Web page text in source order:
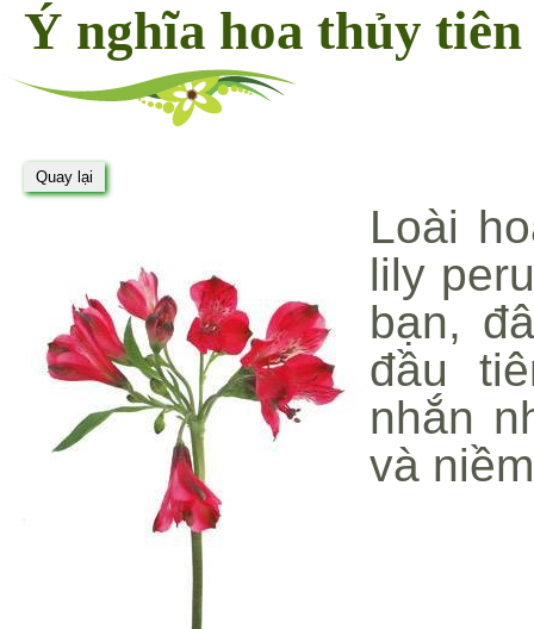
Ý nghĩa hoa thủy tiên
Loài
lily
bạn,
đầu
nhắn
và